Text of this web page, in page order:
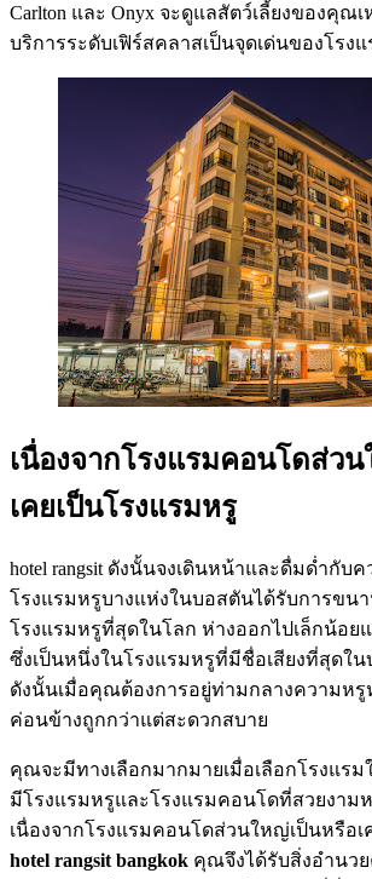
Carlton และ Onyx จะดูแลสัตว์เลี้ยงของคุณ
บริการระดับเฟิร์สคลาสเป็นจุดเด่นของโรง
เนื่องจากโรงแรมคอนโดส่ว
เคยเป็นโรงแรมหรู
hotel rangsit ดังนั้นจงเดินหน้าและดื่มด่ำกั
โรงแรมหรูบางแห่งในบอสตันได้รับการขน
โรงแรมหรูที่สุดในโลก ห่างออกไปเล็กน้อย
ซึ่งเป็นหนึ่งในโรงแรมหรูที่มีชื่อเสียงที่สุดใน
ดังนั้นเมื่อคุณต้องการอยู่ท่ามกลางความห
ค่อนข้างถูกกว่าแต่สะดวกสบาย
คุณจะมีทางเลือกมากมายเมื่อเลือกโรงแร
มีโรงแรมหรูและโรงแรมคอนโดที่สวยงาม
เนื่องจากโรงแรมคอนโดส่วนใหญ่เป็นหรือเ
hotel rangsit bangkok คุณจึงได้รับสิ่งอำนว